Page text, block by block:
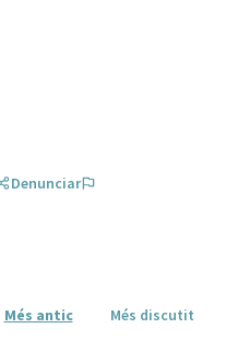
Denunciar
Més antic Més discutit